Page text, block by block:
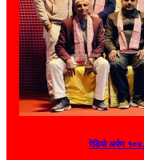
रेडियो अर्पण